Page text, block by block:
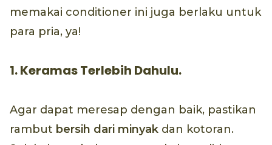
memakai conditioner ini juga berlaku untuk
para pria, ya!
1. Keramas Terlebih Dahulu.
Agar dapat meresap dengan baik, pastikan
rambut bersih dari minyak dan kotoran.